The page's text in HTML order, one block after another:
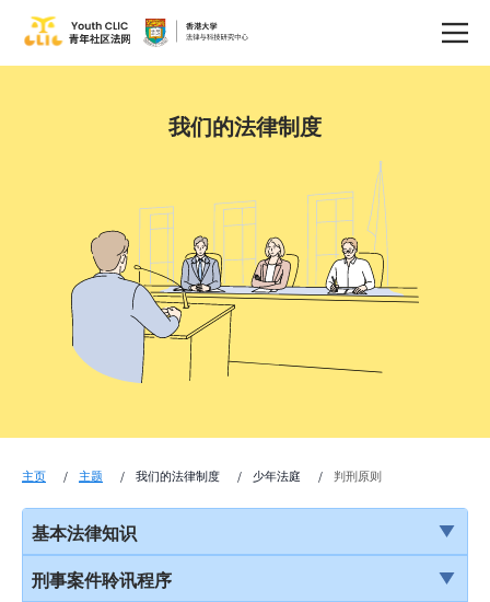
我们的法律制度
主页 主题 我们的法律制度 少年法庭 判刑原则
基本法律知识
法治
刑事案件聆讯程序